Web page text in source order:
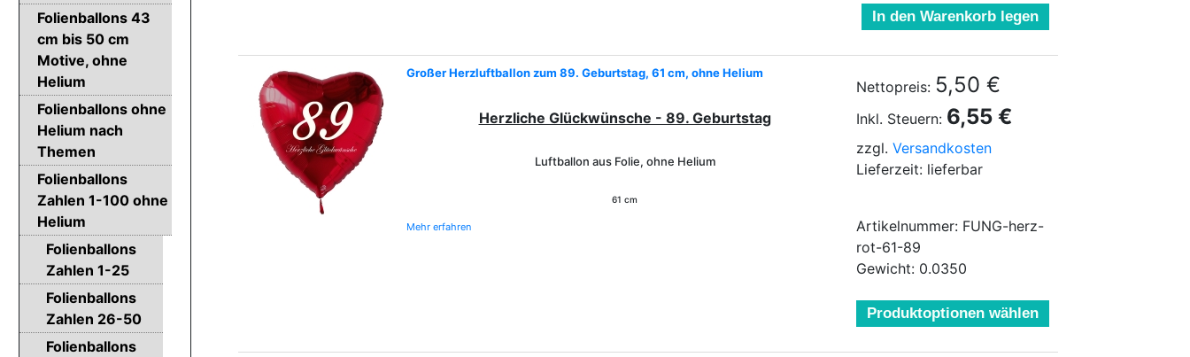
In den Warenkorb legen
Großer Herzluftballon zum 89. Geburtstag, 61 cm, ohne Helium
Herzliche Glückwünsche - 89. Geburtstag
Luftballon aus Folie, ohne Helium
61 cm
Mehr erfahren
Nettopreis: 5,50 €
Inkl. Steuern: 6,55 €
zzgl. Versandkosten
Lieferzeit: lieferbar
Artikelnummer: FUNG-herz-
rot-61-89
Gewicht: 0.0350
Produktoptionen wählen
Folienballons 43
cm bis 50 cm
Motive, ohne
Helium
Folienballons ohne
Helium nach
Themen
Folienballons
Zahlen 1-100 ohne
Helium
Folienballons
Zahlen 1-25
Folienballons
Zahlen 26-50
Folienballons